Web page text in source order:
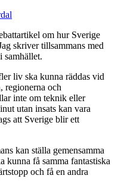
om hur Sverige
skriver tillsammans med
samhället.
liv ska kunna räddas vid
regionerna och
inte om teknik eller
utan insats kan vara
att Sverige blir ett
kan ställa gemensamma
kunna få samma fantastiska
och få en andra